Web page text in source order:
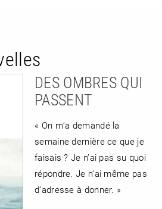
DES OMBRES QUI
PASSENT
« On m’a demandé la
semaine dernière ce que je
faisais ? Je n’ai pas su quoi
répondre. Je n’ai même pas
d’adresse à donner. »